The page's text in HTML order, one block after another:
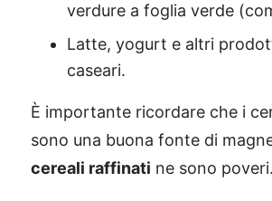
verdure a foglia verde
Latte, yogurt e altri
caseari.
È importante ricordare che i
sono una buona fonte di
cereali raffinati ne sono poveri.